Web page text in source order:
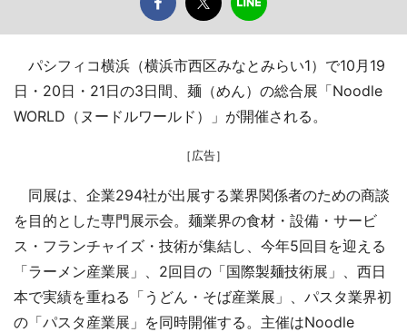
パシフィコ横浜（横浜市西区みなとみらい1）で10月19
日・20日・21日の3日間、麺（めん）の総合展「Noodle
WORLD（ヌードルワールド）」が開催される。
［広告］
同展は、企業294社が出展する業界関係者のための商談
を目的とした専門展示会。麺業界の食材・設備・サービ
ス・フランチャイズ・技術が集結し、今年5回目を迎える
「ラーメン産業展」、2回目の「国際製麺技術展」、西日
本で実績を重ねる「うどん・そば産業展」、パスタ業界初
の「パスタ産業展」を同時開催する。主催はNoodle